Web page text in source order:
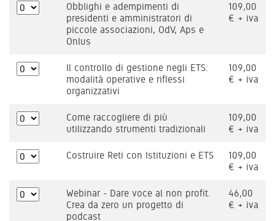
Obblighi e adempimenti di
presidenti e amministratori di
piccole associazioni, OdV, Aps e
Onlus
109,00
€ + iva
Il controllo di gestione negli ETS:
modalità operative e riflessi
organizzativi
109,00
€ + iva
Come raccogliere di più
utilizzando strumenti tradizionali
109,00
€ + iva
Costruire Reti con Istituzioni e ETS
109,00
€ + iva
Webinar - Dare voce al non profit.
Crea da zero un progetto di
podcast
46,00
€ + iva